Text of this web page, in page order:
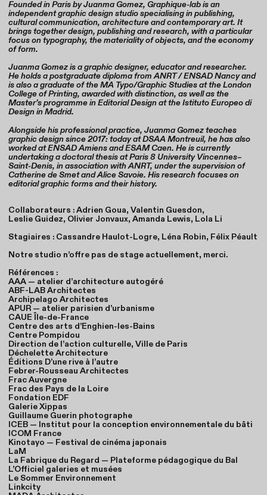
Founded in Paris by Juanma Gomez, Graphique-lab is an
independent graphic design studio specialising in publishing,
cultural communication, architecture and contemporary art. It
brings together design, publishing and research, with a particular
focus on typography, the materiality of objects, and the economy
of form.
Juanma Gomez is a graphic designer, educator and researcher.
He holds a postgraduate diploma from ANRT / ENSAD Nancy and
is also a graduate of the MA Typo/Graphic Studies at the London
College of Printing, awarded with distinction, as well as the
Master’s programme in Editorial Design at the Istituto Europeo di
Design in Madrid.
Alongside his professional practice, Juanma Gomez teaches
graphic design since 2017: today at DSAA Montreuil, he has also
worked at ENSAD Amiens and ESAM Caen. He is currently
undertaking a doctoral thesis at Paris 8 University Vincennes–
Saint-Denis, in association with ANRT, under the supervision of
Catherine de Smet and Alice Savoie. His research focuses on
editorial graphic forms and their history.
Collaborateurs : Adrien Goua, Valentin Guesdon,
Leslie Guidez, Olivier Jonvaux, Amanda Lewis, Lola Li
Stagiaires : Cassandre Haulot-Logre, Léna Robin, Félix Péault
Notre studio n’offre pas de stage actuellement, merci.
Références :
AAA — atelier d’architecture autogéré
ABF-LAB Architectes
Archipelago Architectes
APUR — atelier parisien d’urbanisme
CAUE Île-de-France
Centre des arts d’Enghien-les-Bains
Centre Pompidou
Direction de l’action culturelle, Ville de Paris
Déchelette Architecture
Éditions D’une rive à l’autre
Febrer-Rousseau Architectes
Frac Auvergne
Frac des Pays de la Loire
Fondation EDF
Galerie Xippas
Guillaume Guerin photographe
ICEB — Institut pour la conception environnementale du bâti
ICOM France
Kinotayo — Festival de cinéma japonais
LaM
La Fabrique du Regard — Plateforme pédagogique du Bal
L’Officiel galeries et musées
Le Sommer Environnement
Linkcity